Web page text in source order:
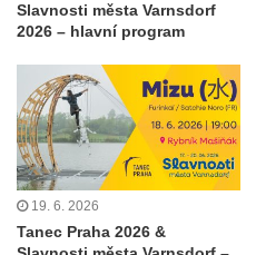
Slavnosti města Varnsdorf
2026 – hlavní program
19. 6. 2026
Tanec Praha 2026 &